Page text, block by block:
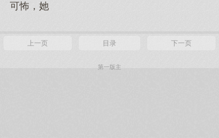
可怖，她
上一页 目录 下一页
第一版主